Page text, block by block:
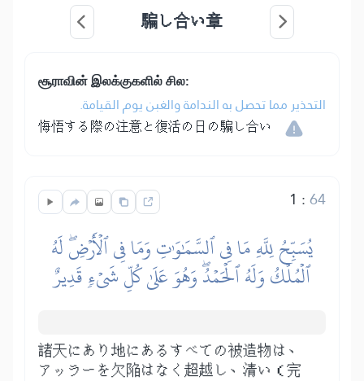
騙し合い章
சூராவின் இலக்குகளில் சில:
التحذير مما تحصل به الندامة والغبن يوم القيامة.
悔悟する際の注意と復活の日の騙し合い
1 :64
يُسَبِّحُ لِلَّهِ مَا فِي ٱلسَّمَٰوَٰتِ وَمَا فِي ٱلۡأَرۡضِۖ لَهُ
ٱلۡمُلۡكُ وَلَهُ ٱلۡحَمۡدُۖ وَهُوَ عَلَىٰ كُلِّ شَيۡءٖ قَدِيرٌ
諸天にあり地にあるすべての被造物は、
アッラーを欠陥はなく超越し、清い（完